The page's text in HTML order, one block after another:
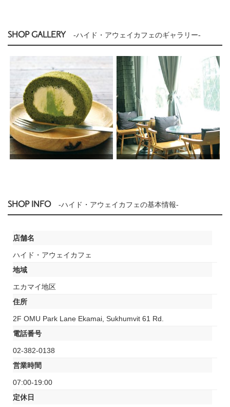
SHOP GALLERY -ハイド・アウェイカフェのギャラリー-
SHOP INFO -ハイド・アウェイカフェの基本情報-
店舗名
ハイド・アウェイカフェ
地域
エカマイ地区
住所
2F OMU Park Lane Ekamai, Sukhumvit 61 Rd.
電話番号
02-382-0138
営業時間
07:00-19:00
定休日